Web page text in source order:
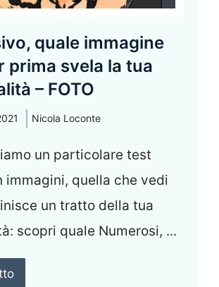
quale immagine
prima svela la tua
– FOTO
Nicola Loconte
un particolare test
immagini, quella che vedi
un tratto della tua
scopri quale Numerosi, ...